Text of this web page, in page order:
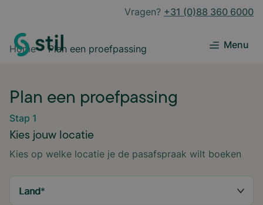
Vragen? +31 (0)88 360 6000
Menu
Home Plan een proefpassing
Plan een proefpassing
Stap 1
Kies jouw locatie
Kies op welke locatie je de pasafspraak wilt boeken
Land*